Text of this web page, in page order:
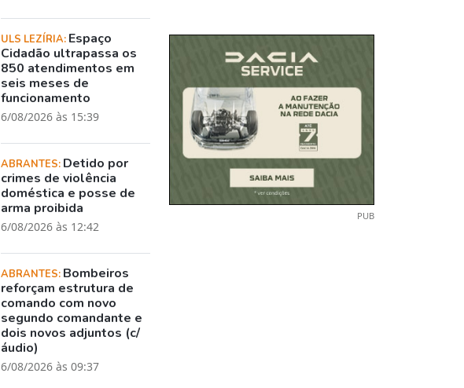
ULS LEZÍRIA: Espaço
Cidadão ultrapassa os
850 atendimentos em
seis meses de
funcionamento
6/08/2026 às 15:39
ABRANTES: Detido por
crimes de violência
doméstica e posse de
arma proibida
6/08/2026 às 12:42
ABRANTES: Bombeiros
reforçam estrutura de
comando com novo
segundo comandante e
dois novos adjuntos (c/
áudio)
6/08/2026 às 09:37
PUB